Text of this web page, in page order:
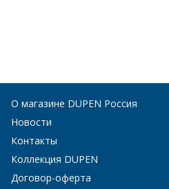
О магазине DUPEN Россия
Новости
Контакты
Коллекция DUPEN
Договор-оферта